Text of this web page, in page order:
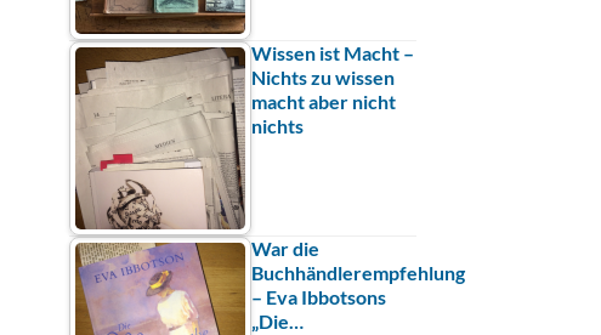
Wissen ist Macht –
Nichts zu wissen
macht aber nicht
nichts
War die
Buchhändlerempfehlung
– Eva Ibbotsons
„Die…